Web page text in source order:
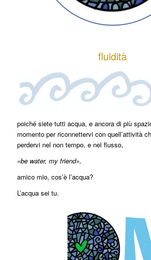
fluidità
poiché siete tutti acqua, e ancora di più
momento per riconnettervi con quell’attività
perdervi nel non tempo, e nel flusso,
«be water, my friend»,
amico mio, cos’è l’acqua?
L’acqua sei tu.